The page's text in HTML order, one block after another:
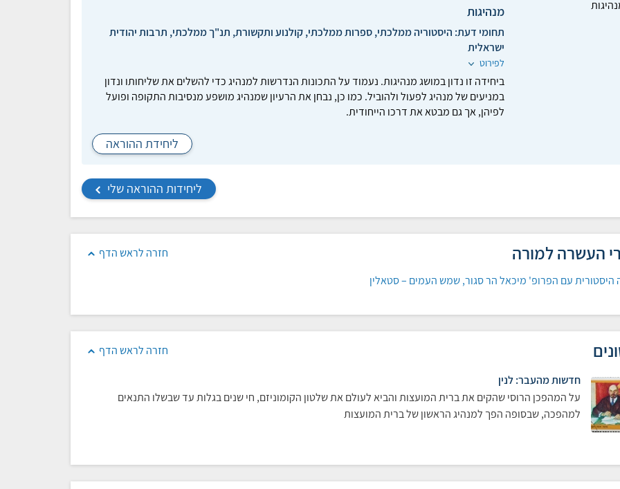
מנהיגות
תחומי דעת: היסטוריה ממלכתי, ספרות ממלכתי, קולנוע ותקשורת, תנ"ך ממלכתי, תרבות יהודית
ישראלית
לפירוט
ביחידה זו נדון במושג מנהיגות. נעמוד על התכונות הנדרשות למנהיג כדי להשלים את שליחותו ונדון
במניעים של מנהיג לפעול ולהוביל. כמו כן, נבחן את הרעיון שמנהיג מושפע מנסיבות התקופה ופועל
לפיהן, אך גם מבטא את דרכו הייחודית.
ליחידת ההוראה
ליחידות ההוראה שלי
חזרה לראש הדף העשרה למורה
היסטורית עם הפרופ' מיכאל הר סגור, שמש העמים – סטאלין
חזרה לראש הדף
חדשות מהעבר: לנין
על המהפכן הרוסי שהקים את ברית המועצות והביא לעולם את שלטון הקומוניזם, חי שנים בגלות עד שבשלו התנאים
למהפכה, שבסופה הפך למנהיג הראשון של ברית המועצות